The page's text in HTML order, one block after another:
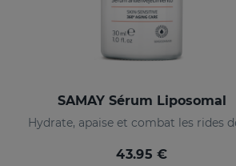
SAMAY Sérum Liposomal
43.95 €